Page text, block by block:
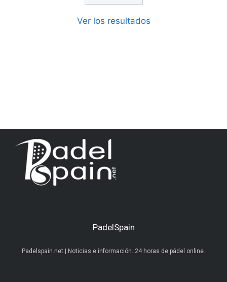
Ver los resultados
PadelSpain
Padelspain.net | Noticias e información. 24 horas de pádel online.